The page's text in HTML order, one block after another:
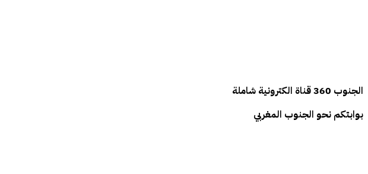
الجنوب 360قناة الكترونية شاملة
بوابتكم نحو الجنوب المغربي